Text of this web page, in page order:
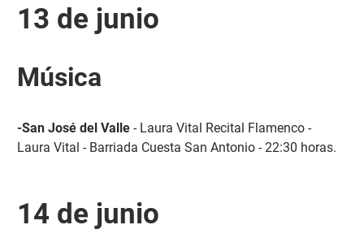
13 de junio
Música
-San José del Valle- Laura Vital Recital Flamenco -
Laura Vital - Barriada Cuesta San Antonio - 22:30 horas.
14 de junio